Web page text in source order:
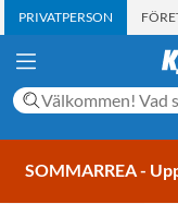
PRIVATPERSON
SOMMARREA -